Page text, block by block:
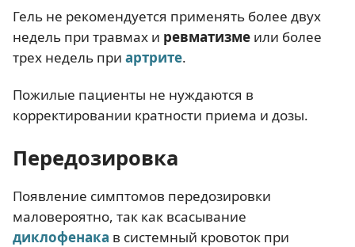
Гель не рекомендуется применять более двух
недель при травмах и ревматизме или более
трех недель при артрите.
Пожилые пациенты не нуждаются в
корректировании кратности приема и дозы.
Передозировка
Появление симптомов передозировки
маловероятно, так как всасывание
диклофенака в системный кровоток при